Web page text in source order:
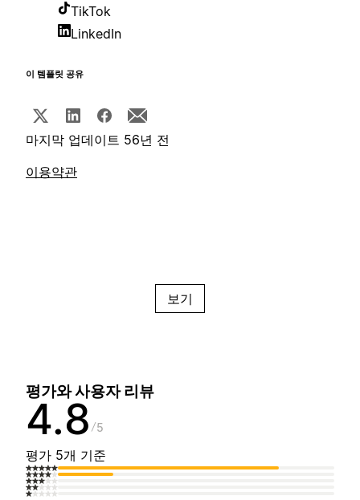
TikTok
LinkedIn
이 템플릿 공유
마지막 업데이트 56년 전
이용약관
보기
평가와 사용자 리뷰
4.8 5
평가 5개 기준